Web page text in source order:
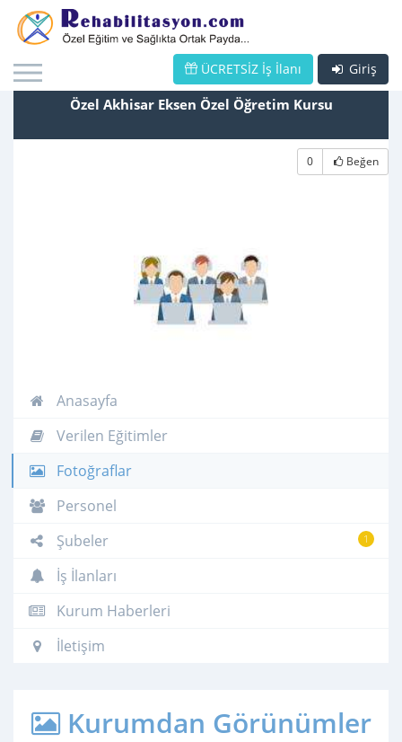
Giriş
ÜCRETSİZ İş İlanı
Özel Akhisar Eksen Özel Öğretim Kursu
0 Beğen
Anasayfa
Verilen Eğitimler
Fotoğraflar
Personel
1
Şubeler
İş İlanları
Kurum Haberleri
İletişim
Kurumdan Görünümler